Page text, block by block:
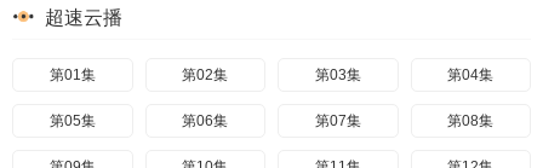
超速云播
第01集 第02集 第03集 第04集
第05集 第06集 第07集 第08集